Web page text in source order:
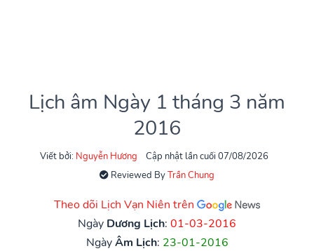
Lịch âm Ngày 1 tháng 3 năm
2016
Viết bởi: Nguyễn Hương
Cập nhật lần cuối 07/08/2026
Reviewed ByTrần Chung
Theo dõi Lịch Vạn Niên trên
Ngày Dương Lịch: 01-03-2016
NgàyÂm Lịch: 23-01-2016